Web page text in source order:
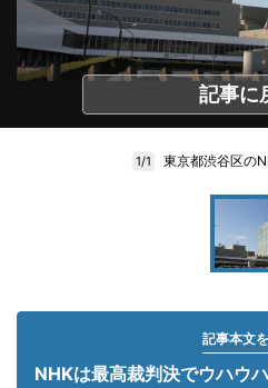
記事に
1/1 東京都渋谷区の
記事本文
NHKは最高裁判決でウハウ